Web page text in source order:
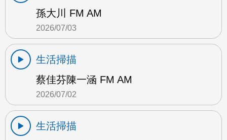
孫大川 FM AM
2026/07/03
生活掃描
蔡佳芬陳一涵 FM AM
2026/07/02
生活掃描